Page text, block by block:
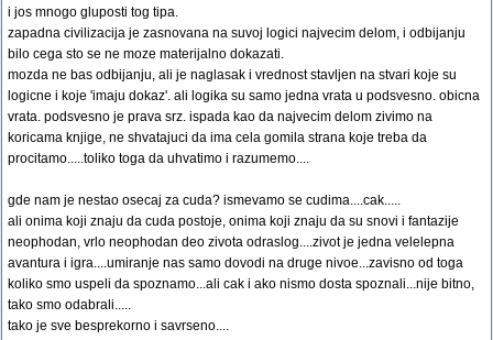
i jos mnogo gluposti tog tipa.
zapadna civilizacija je zasnovana na suvoj logici najvecim delom, i odbijanju
bilo cega sto se ne moze materijalno dokazati.
mozda ne bas odbijanju, ali je naglasak i vrednost stavljen na stvari koje su
logicne i koje 'imaju dokaz'. ali logika su samo jedna vrata u podsvesno. obicna
vrata. podsvesno je prava srz. ispada kao da najvecim delom zivimo na
koricama knjige, ne shvatajuci da ima cela gomila strana koje treba da
procitamo.....toliko toga da uhvatimo i razumemo....
gde nam je nestao osecaj za cuda? ismevamo se cudima....cak.....
ali onima koji znaju da cuda postoje, onima koji znaju da su snovi i fantazije
neophodan, vrlo neophodan deo zivota odraslog....zivot je jedna velelepna
avantura i igra....umiranje nas samo dovodi na druge nivoe...zavisno od toga
koliko smo uspeli da spoznamo...ali cak i ako nismo dosta spoznali...nije bitno,
tako smo odabrali.....
tako je sve besprekorno i savrseno....